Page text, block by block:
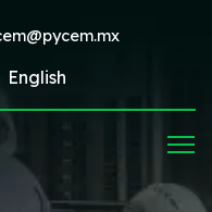
English